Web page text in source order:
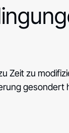
Zeit zu